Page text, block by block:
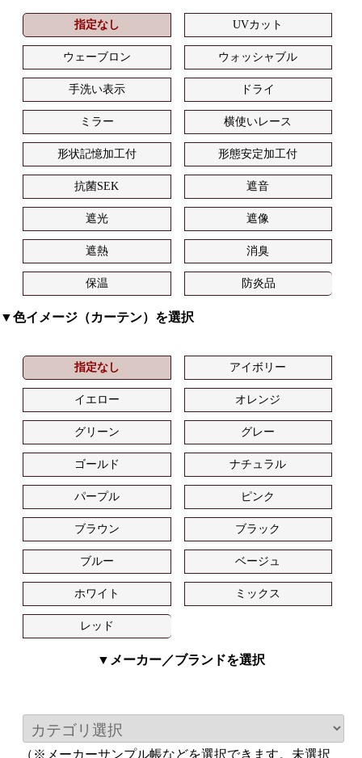
指定なし UVカット
ウェーブロン ウォッシャブル
手洗い表示 ドライ
ミラー 横使いレース
形状記憶加工付 形態安定加工付
抗菌SEK 遮音
遮光 遮像
遮熱 消臭
保温 防炎品
▼色イメージ（カーテン）を選択
指定なし アイボリー
イエロー オレンジ
グリーン グレー
ゴールド ナチュラル
パープル ピンク
ブラウン ブラック
ブルー ベージュ
ホワイト ミックス
レッド
▼メーカー／ブランドを選択
（※メーカーサンプル帳などを選択できます。未選択